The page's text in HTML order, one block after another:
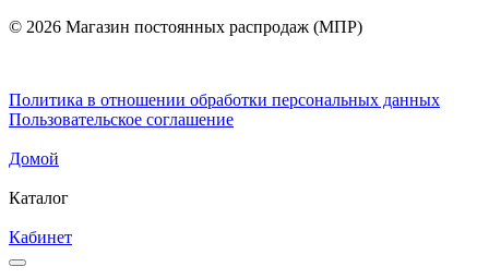
© 2026 Магазин постоянных распродаж (МПР)
Политика в отношении обработки персональных данных
Пользовательское соглашение
Домой
Каталог
Кабинет